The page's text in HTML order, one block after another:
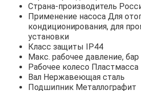
Страна-производитель
Применение насоса Для
кондиционирования, для
установки
Класс защиты IP44
Макс. рабочее давление, бар
Рабочее колесо Пластмасса
Вал Нержавеющая сталь
Подшипник Металлографит